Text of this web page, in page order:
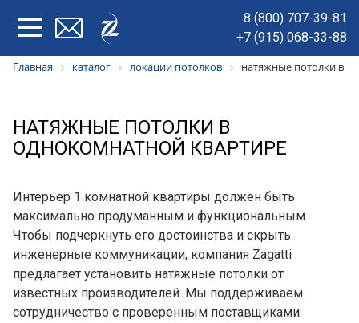
8 (800) 707-39-81
+7 (915) 068-33-88
Главная каталог локации потолков натяжные потолки в
НАТЯЖНЫЕ ПОТОЛКИ В
ОДНОКОМНАТНОЙ КВАРТИРЕ
Интерьер 1 комнатной квартиры должен быть
максимально продуманным и функциональным.
Чтобы подчеркнуть его достоинства и скрыть
инженерные коммуникации, компания Zagatti
предлагает установить натяжные потолки от
известных производителей. Мы поддерживаем
сотрудничество с проверенным поставщиками